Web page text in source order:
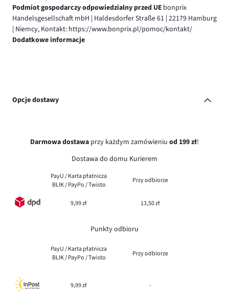
Podmiot gospodarczy odpowiedzialny przed UE bonprix
Handelsgesellschaft mbH | Haldesdorfer Straße 61 | 22179 Hamburg
| Niemcy, Kontakt: https://www.bonprix.pl/pomoc/kontakt/
Dodatkowe informacje
Opcje dostawy
Darmowa dostawa przy każdym zamówieniu od 199 zł!
Dostawa do domu Kurierem
PayU / Karta płatnicza
BLIK / PayPo / Twisto
Przy odbiorze
9,99 zł 13,50 zł
Punkty odbioru
PayU / Karta płatnicza
BLIK / PayPo / Twisto
Przy odbiorze
9,99 zł -